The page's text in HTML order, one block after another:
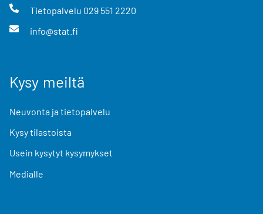
Tietopalvelu 029 551 2220
info@stat.fi
Kysy meiltä
Neuvonta ja tietopalvelu
Kysy tilastoista
Usein kysytyt kysymykset
Medialle